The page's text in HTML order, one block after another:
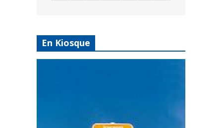
En Kiosque